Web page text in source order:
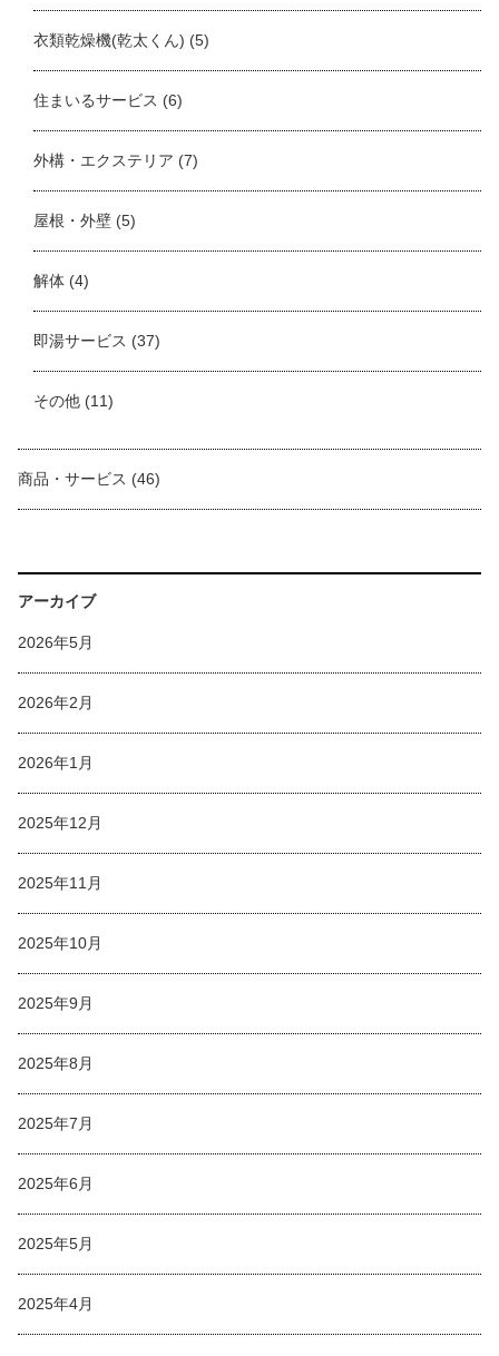
衣類乾燥機(乾太くん) (5)
住まいるサービス (6)
外構・エクステリア (7)
屋根・外壁 (5)
解体 (4)
即湯サービス (37)
その他 (11)
商品・サービス (46)
アーカイブ
2026年5月
2026年2月
2026年1月
2025年12月
2025年11月
2025年10月
2025年9月
2025年8月
2025年7月
2025年6月
2025年5月
2025年4月